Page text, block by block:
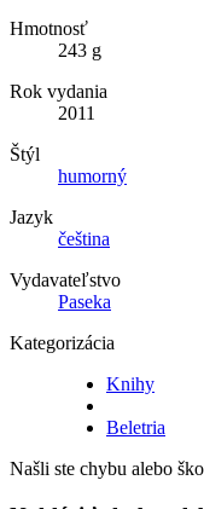
Hmotnosť
243 g
Rok vydania
2011
Štýl
humorný
Jazyk
čeština
Vydavateľstvo
Paseka
Kategorizácia
Knihy
Beletria
Našli ste chybu alebo